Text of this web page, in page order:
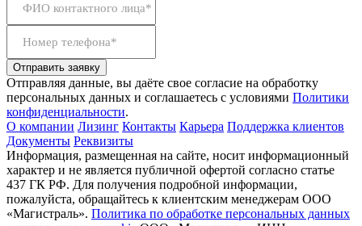
ФИО контактного лица*
Номер телефона*
Отправить заявку
Отправляя данные, вы даёте свое согласие на обработку
персональных данных и соглашаетесь с условиями Политики
конфиденциальности.
О компании Лизинг Контакты Карьера Поддержка клиентов
Документы Реквизиты
Информация, размещенная на сайте, носит информационный
характер и не является публичной офертой согласно статье
437 ГК РФ. Для получения подробной информации,
пожалуйста, обращайтесь к клиентским менеджерам ООО
«Магистраль». Политика по обработке персональных данных